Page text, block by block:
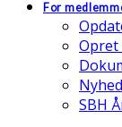
For
SBH